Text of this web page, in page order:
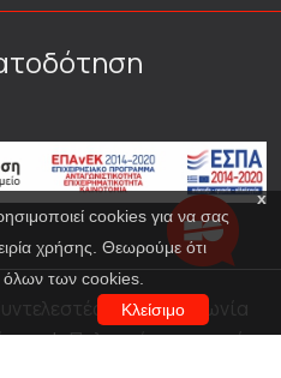
x
cookies για να σας
χρήσης. Θεωρούμε ότι
των cookies.
Κλείσιμο
Επικοινωνία
| Πολιτική προστασίας